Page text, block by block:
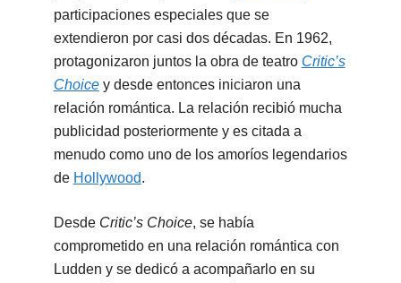
participaciones especiales que se
extendieron por casi dos décadas. En 1962,
protagonizaron juntos la obra de teatro Critic’s
Choicey desde entonces iniciaron una
relación romántica. La relación recibió mucha
publicidad posteriormente y es citada a
menudo como uno de los amoríos legendarios
de Hollywood.
Desde Critic’s Choice, se había
comprometido en una relación romántica con
Ludden y se dedicó a acompañarlo en su